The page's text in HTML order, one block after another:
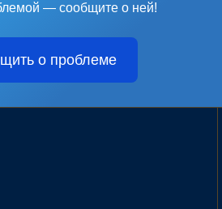
— сообщите о ней!
о проблеме